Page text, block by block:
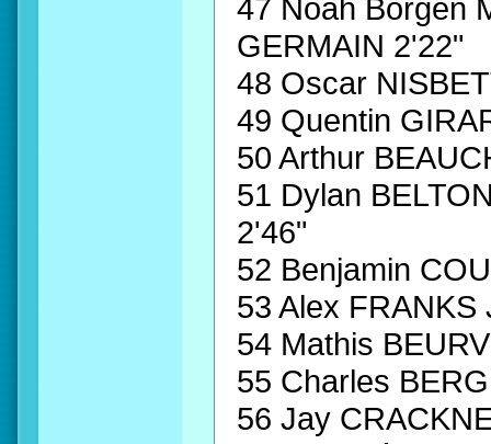
47 Noah Borgen
GERMAIN 2'22"
48 Oscar
49 Quentin
50 Arthur
51 Dylan
2'46"
52 Benjamin
53 Alex
54 Mathis
55 Charles
56 Jay